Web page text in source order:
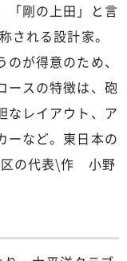
「剛の上田」と言
される設計家。
が得意のため、
ースの特徴は、砲
なレイアウト、ア
ーなど。東日本の
の代表\作 小野